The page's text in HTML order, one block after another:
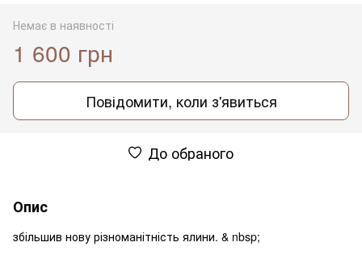
Немає в наявності
1 600 грн
Повідомити, коли з'явиться
До обраного
Опис
збільшив нову різноманітність ялини. & nbsp;